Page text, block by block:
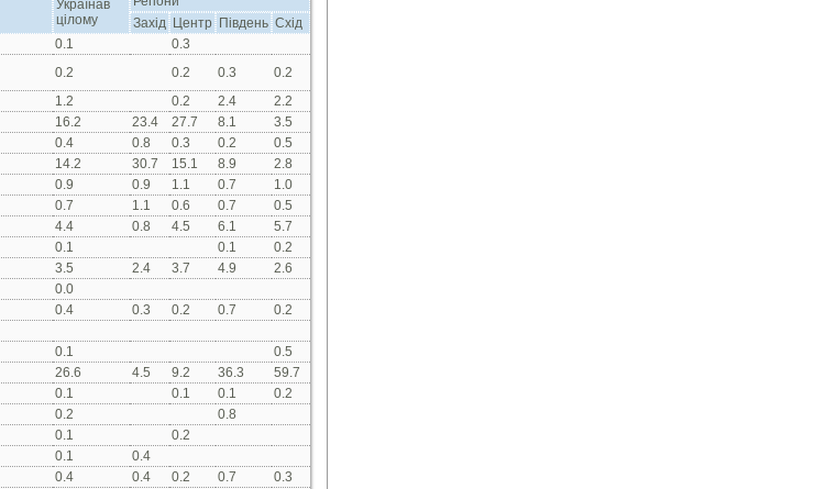
Українав
цілому
Захід
Центр Південь Схід
0.1
0.3
0.2 0.2 0.3
0.2
1.2 0.2 2.4
2.2
16.2 23.4 27.7 8.1
3.5
0.4 0.8 0.3 0.2
0.5
14.2 30.7 15.1 8.9
2.8
0.9 0.9 1.1 0.7
1.0
0.7 1.1 0.6 0.7
0.5
4.4 0.8 4.5 6.1
5.7
0.1 0.1
0.2
3.5 2.4 3.7 4.9
2.6
0.0
0.4 0.3 0.2 0.7
0.2
0.1
0.5
26.6 4.5 9.2 36.3
59.7
0.1 0.1 0.1
0.2
0.2
0.8
0.1
0.2
0.1
0.4
0.4 0.4 0.2 0.7
0.3